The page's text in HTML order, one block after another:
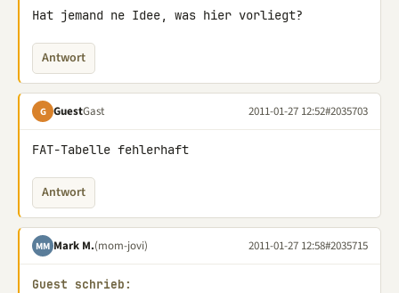
Hat jemand ne Idee, was hier vorliegt?
Antwort
G GuestGast 2011-01-27 12:52#2035703
FAT-Tabelle fehlerhaft
Antwort
MM Mark M.(mom-jovi) 2011-01-27 12:58#2035715
Guest schrieb: